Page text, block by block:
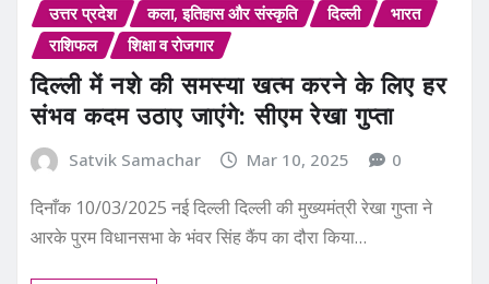
उत्तर प्रदेश कला, इतिहास और संस्कृति दिल्ली
भारत
राशिफल
शिक्षा व रोजगार
दिल्ली में नशे की समस्या खत्म करने के लिए हर
संभव कदम उठाए जाएंगे: सीएम रेखा गुप्ता
Satvik Samachar Mar 10, 2025 0
दिनाँक 10/03/2025 नई दिल्ली दिल्ली की मुख्यमंत्री रेखा गुप्ता ने
आरके पुरम विधानसभा के भंवर सिंह कैंप का दौरा किया…